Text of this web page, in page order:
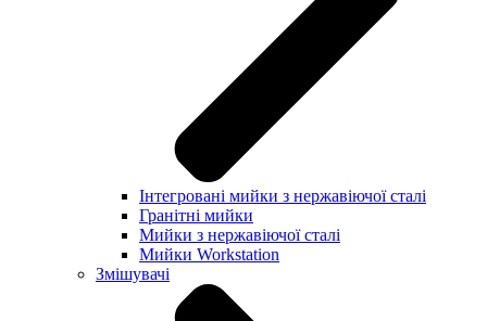
Інтегровані мийки з нержавіючої сталі
Гранітні мийки
Мийки з нержавіючої сталі
Мийки Workstation
Змішувачі